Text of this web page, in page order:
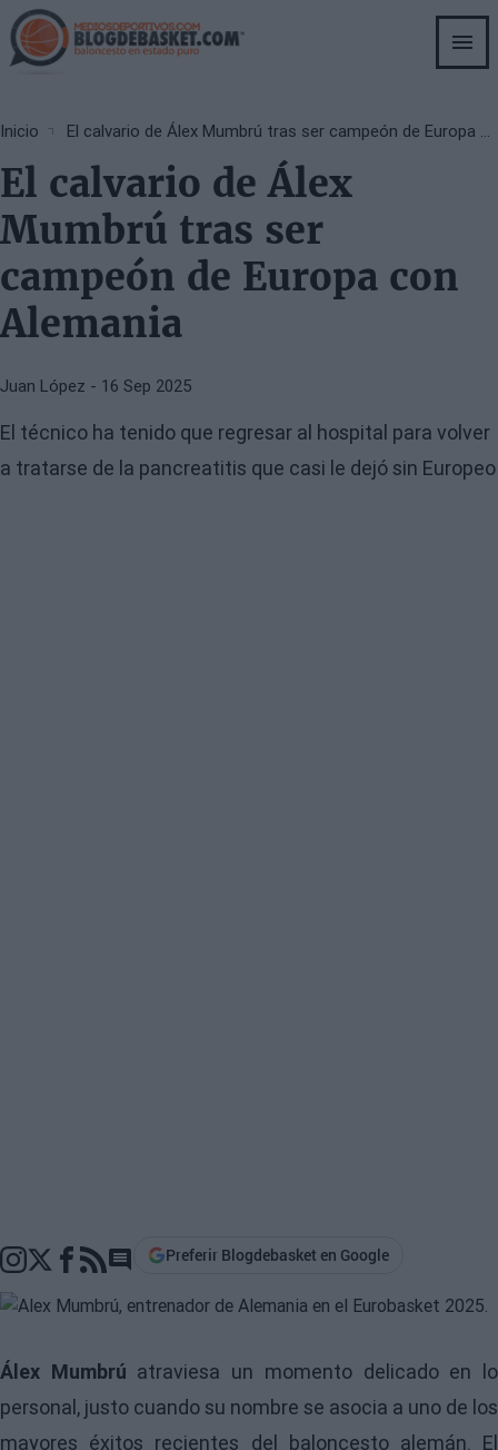
Skip
to
main
Breadcrumb
Inicio El calvario de Álex Mumbrú tras ser campeón de Europa con Alemania
El calvario de Álex
Mumbrú tras ser
campeón de Europa con
Alemania
Juan López - 16 Sep 2025
El técnico ha tenido que regresar al hospital para volver
a tratarse de la pancreatitis que casi le dejó sin Europeo
Go to comments section
Preferir Blogdebasket en Google
Álex Mumbrú atraviesa un momento delicado en lo
personal, justo cuando su nombre se asocia a uno de los
mayores éxitos recientes del baloncesto alemán. El